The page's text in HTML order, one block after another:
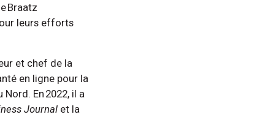
Braatz
leurs efforts
et chef de la
en ligne pour la
En 2022, il a
Journal et la